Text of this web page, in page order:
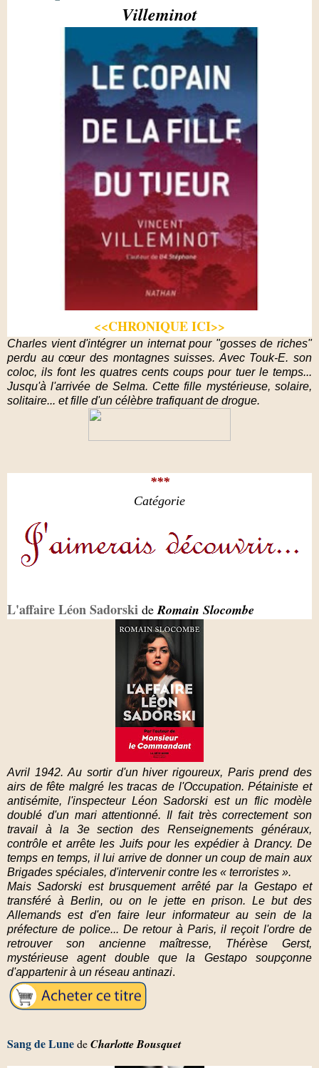
Villeminot
<<CHRONIQUE ICI>>
Charles vient d'intégrer un internat pour "gosses de riches"
perdu au cœur des montagnes suisses. Avec Touk-E. son
coloc, ils font les quatres cents coups pour tuer le temps...
Jusqu'à l'arrivée de Selma. Cette fille mystérieuse, solaire,
solitaire... et fille d'un célèbre trafiquant de drogue.
***
Catégorie
L'affaire Léon Sadorski deRomain Slocombe
Avril 1942. Au sortir d'un hiver rigoureux, Paris prend des
airs de fête malgré les tracas de l'Occupation. Pétainiste et
antisémite, l'inspecteur Léon Sadorski est un flic modèle
doublé d'un mari attentionné. Il fait très correctement son
travail à la 3e section des Renseignements généraux,
contrôle et arrête les Juifs pour les expédier à Drancy. De
temps en temps, il lui arrive de donner un coup de main aux
Brigades spéciales, d'intervenir contre les « terroristes ».
Mais Sadorski est brusquement arrêté par la Gestapo et
transféré à Berlin, ou on le jette en prison. Le but des
Allemands est d'en faire leur informateur au sein de la
préfecture de police... De retour à Paris, il reçoit l'ordre de
retrouver son ancienne maîtresse, Thérèse Gerst,
mystérieuse agent double que la Gestapo soupçonne
d'appartenir à un réseau antinazi.
Sang de LunedeCharlotte Bousquet